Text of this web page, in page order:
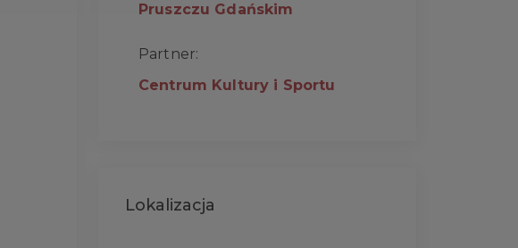
Pruszczu Gdańskim
Partner:
Centrum Kultury i Sportu
Lokalizacja